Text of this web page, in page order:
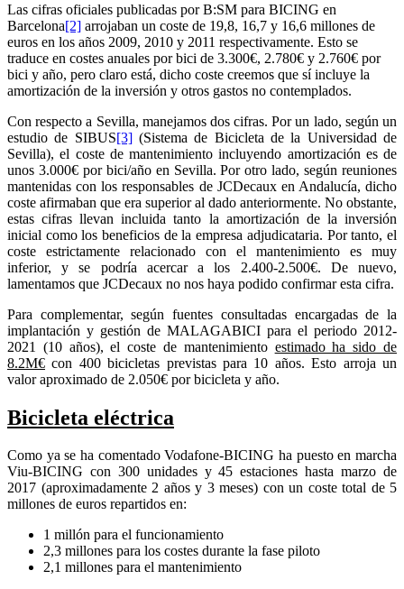
Las cifras oficiales publicadas por B:SM para BICING en
Barcelona[2] arrojaban un coste de 19,8, 16,7 y 16,6 millones de
euros en los años 2009, 2010 y 2011 respectivamente. Esto se
traduce en costes anuales por bici de 3.300€, 2.780€ y 2.760€ por
bici y año, pero claro está, dicho coste creemos que sí incluye la
amortización de la inversión y otros gastos no contemplados.
Con respecto a Sevilla, manejamos dos cifras. Por un lado, según un
estudio de SIBUS[3](Sistema de Bicicleta de la Universidad de
Sevilla), el coste de mantenimiento incluyendo amortización es de
unos 3.000€ por bici/año en Sevilla. Por otro lado, según reuniones
mantenidas con los responsables de JCDecaux en Andalucía, dicho
coste afirmaban que era superior al dado anteriormente. No obstante,
estas cifras llevan incluida tanto la amortización de la inversión
inicial como los beneficios de la empresa adjudicataria. Por tanto, el
coste estrictamente relacionado con el mantenimiento es muy
inferior, y se podría acercar a los 2.400-2.500€. De nuevo,
lamentamos que JCDecaux no nos haya podido confirmar esta cifra.
Para complementar, según fuentes consultadas encargadas de la
implantación y gestión de MALAGABICI para el periodo 2012-
2021 (10 años), el coste de mantenimiento estimado ha sido de
8.2M€ con 400 bicicletas previstas para 10 años. Esto arroja un
valor aproximado de 2.050€ por bicicleta y año.
Bicicleta eléctrica
Como ya se ha comentado Vodafone-BICING ha puesto en marcha
Viu-BICING con 300 unidades y 45 estaciones hasta marzo de
2017 (aproximadamente 2 años y 3 meses) con un coste total de 5
millones de euros repartidos en:
1 millón para el funcionamiento
2,3 millones para los costes durante la fase piloto
2,1 millones para el mantenimiento